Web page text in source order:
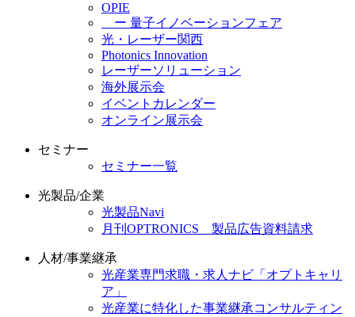
OPIE
ー 量子イノベーションフェア
光・レーザー関西
Photonics Innovation
レーザーソリューション
海外展示会
イベントカレンダー
オンライン展示会
セミナー
セミナー一覧
光製品/企業
光製品Navi
月刊OPTRONICS 製品広告資料請求
人材/事業継承
光産業専門求職・求人ナビ「オプトキャリ
ア」
光産業に特化した事業継承コンサルティン